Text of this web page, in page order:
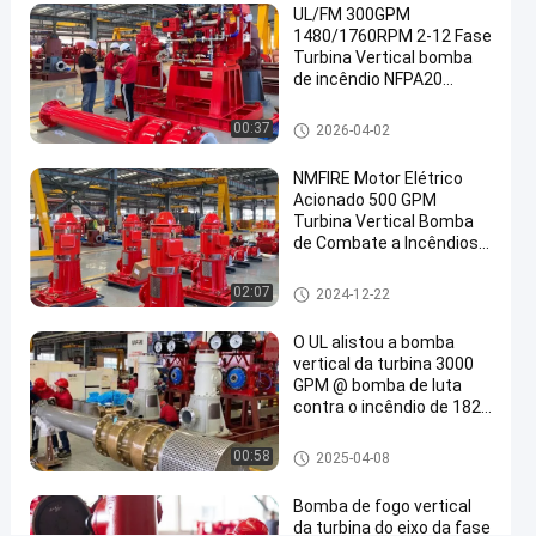
controlador
de
Tornatech
e
do
jóquei
Bomba
de fogo
vertical
turbina
2025-
04-10
1527
opiniões
Agora.
#
bomba
de
fogo
#
bomba
00:37
UL/FM 300GPM
1480/1760RPM 2-12 Fase
Turbina Vertical bomba
de incêndio NFPA20
Bomba de fogo vertical da turb
ina
2026-04-02
02:07
NMFIRE Motor Elétrico
Acionado 500 GPM
Turbina Vertical Bomba
de Combate a Incêndios
Bomba de fogo vertical da turb
ina
2024-12-22
00:58
O UL alistou a bomba
vertical da turbina 3000
GPM @ bomba de luta
contra o incêndio de 182
quadrada com motor
diesel
Bomba de fogo vertical da turb
ina
2025-04-08
Bomba de fogo vertical
da turbina do eixo da fase